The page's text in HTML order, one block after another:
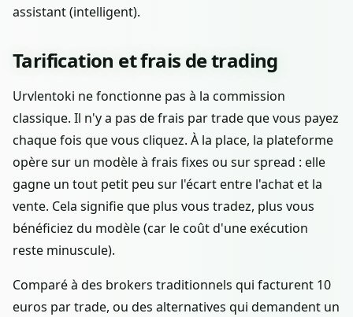
assistant (intelligent).
Tarification et frais de trading
Urvlentoki ne fonctionne pas à la commission
classique. Il n'y a pas de frais par trade que vous payez
chaque fois que vous cliquez. À la place, la plateforme
opère sur un modèle à frais fixes ou sur spread : elle
gagne un tout petit peu sur l'écart entre l'achat et la
vente. Cela signifie que plus vous tradez, plus vous
bénéficiez du modèle (car le coût d'une exécution
reste minuscule).
Comparé à des brokers traditionnels qui facturent 10
euros par trade, ou des alternatives qui demandent un